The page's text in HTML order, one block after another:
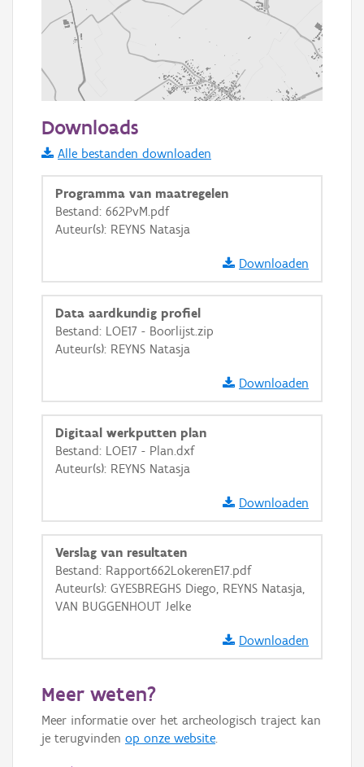
Informatie Vlaanderen
i
+ −
Basis Lagen
Ortho
GRB-Basiskaart
GRB-Basiskaart in grijswaarden
Downloads
Alle bestanden downloaden
Programma van maatregelen
Bestand: 662PvM.pdf
Auteur(s): REYNS Natasja
Downloaden
Data aardkundig profiel
Bestand: LOE17 - Boorlijst.zip
Auteur(s): REYNS Natasja
Downloaden
Digitaal werkputten plan
Bestand: LOE17 - Plan.dxf
Auteur(s): REYNS Natasja
Downloaden
Verslag van resultaten
Bestand: Rapport662LokerenE17.pdf
Auteur(s): GYESBREGHS Diego, REYNS Natasja,
VAN BUGGENHOUT Jelke
Downloaden
Meer weten?
Meer informatie over het archeologisch traject kan
je terugvinden op onze website.